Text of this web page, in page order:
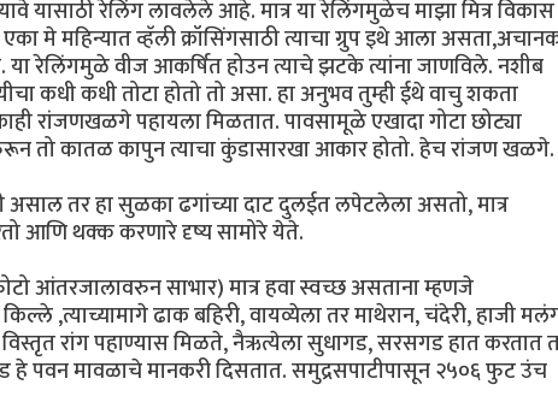
यासाठी रेलिंग लावलेले आहे. मात्र या रेलिंगमुळेच माझा मित्र विकास
मे महिन्यात व्हॅली क्रॉसिंगसाठी त्याचा ग्रुप इथे आला
रेलिंगमुळे वीज आकर्षित होउन त्याचे झटके त्यांना जाणविले. नशीब
कधी कधी तोटा होतो तो असा. हा अनुभव तुम्ही ईथे वाचु शकता
रांजणखळगे पहायला मिळतात. पावसामूळे एखादा गोटा छोट्या
तो कातळ कापुन त्याचा कुंडासारखा आकार होतो. हेच रांजण खळगे.
असाल तर हा सुळका ढगांच्या दाट दुलईत लपेटलेला असतो, मात्र
आणि थक्क करणारे दृष्य सामोरे येते.
आंतरजालावरुन साभार) मात्र हवा स्वच्छ असताना म्हणजे
,त्याच्यामागे ढाक बहिरी, वायव्येला तर माथेरान, चंदेरी, हाजी
रांग पहाण्यास मिळते, नैऋत्येला सुधागड, सरसगड हात करतात
हे पवन मावळाचे मानकरी दिसतात. समुद्रसपाटीपासून २५०६ फुट उंच